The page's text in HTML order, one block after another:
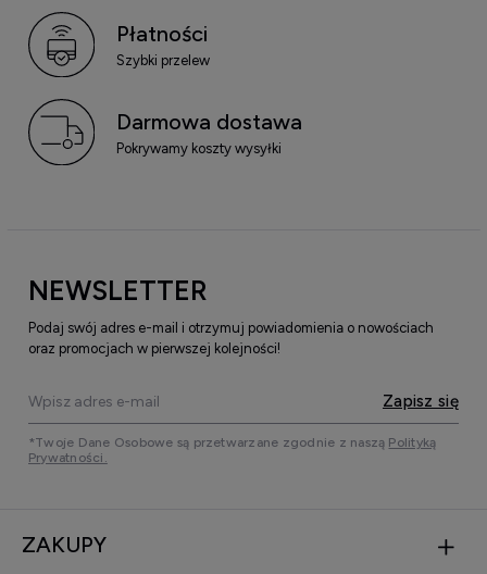
Płatności
Szybki przelew
Darmowa dostawa
Pokrywamy koszty wysyłki
NEWSLETTER
Podaj swój adres e-mail i otrzymuj powiadomienia o nowościach
oraz promocjach w pierwszej kolejności!
Zapisz się
*Twoje Dane Osobowe są przetwarzane zgodnie z naszą Polityką
Prywatności.
ZAKUPY